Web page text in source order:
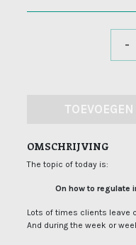
-
OMSCHRIJVING
The topic of today is:
On how to regulate
Lots of times clients leave
And during the week or